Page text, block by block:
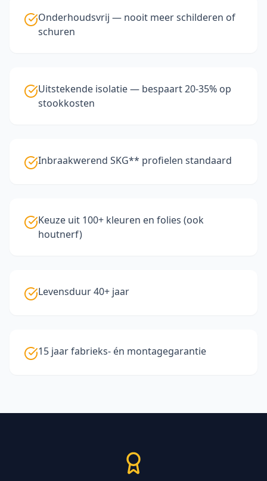
Onderhoudsvrij — nooit meer schilderen of
schuren
Uitstekende isolatie — bespaart 20-35% op
stookkosten
Inbraakwerend SKG** profielen standaard
Keuze uit 100+ kleuren en folies (ook
houtnerf)
Levensduur 40+ jaar
15 jaar fabrieks- én montagegarantie